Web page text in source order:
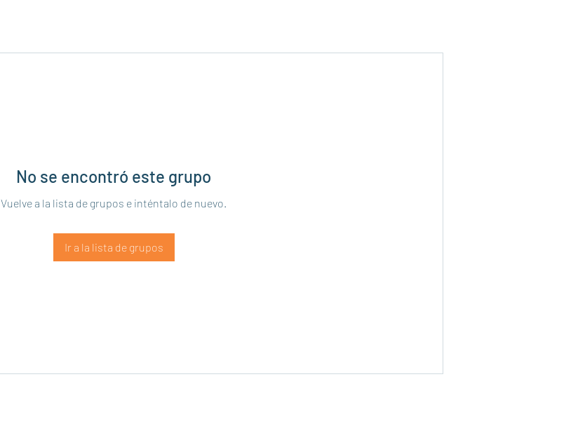
No se encontró este grupo
Vuelve a la lista de grupos e inténtalo de nuevo.
Ir a la lista de grupos